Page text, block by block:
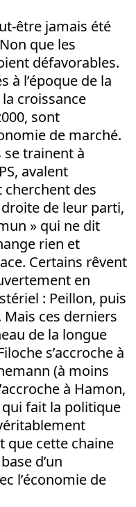
être jamais été
que les
défavorables.
à l’époque de la
croissance
sont
de marché.
se trainent à
avalent
cherchent des
droite de leur parti,
» qui ne dit
rien et
Certains rêvent
en
: Peillon, puis
ces derniers
de la longue
s’accroche à
(à moins
à Hamon,
qui fait la politique
que cette chaine
d’un
l’économie de